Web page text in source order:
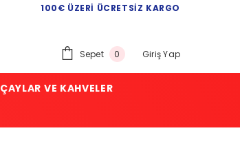
100€ ÜZERI ÜCRETSIZ KARGO
Sepet 0 0
Giriş Yap
ÇAYLAR VE KAHVELER